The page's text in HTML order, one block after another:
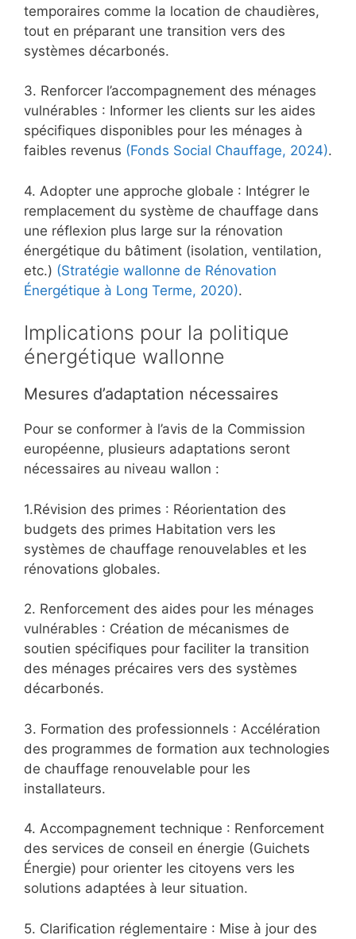
temporaires comme la location de chaudières,
tout en préparant une transition vers des
systèmes décarbonés.
3. Renforcer l’accompagnement des ménages
vulnérables : Informer les clients sur les aides
spécifiques disponibles pour les ménages à
faibles revenus (Fonds Social Chauffage, 2024).
4. Adopter une approche globale : Intégrer le
remplacement du système de chauffage dans
une réflexion plus large sur la rénovation
énergétique du bâtiment (isolation, ventilation,
etc.) (Stratégie wallonne de Rénovation
Énergétique à Long Terme, 2020).
Implications pour la politique
énergétique wallonne
Mesures d’adaptation nécessaires
Pour se conformer à l’avis de la Commission
européenne, plusieurs adaptations seront
nécessaires au niveau wallon :
1.Révision des primes : Réorientation des
budgets des primes Habitation vers les
systèmes de chauffage renouvelables et les
rénovations globales.
2. Renforcement des aides pour les ménages
vulnérables : Création de mécanismes de
soutien spécifiques pour faciliter la transition
des ménages précaires vers des systèmes
décarbonés.
3. Formation des professionnels : Accélération
des programmes de formation aux technologies
de chauffage renouvelable pour les
installateurs.
4. Accompagnement technique : Renforcement
des services de conseil en énergie (Guichets
Énergie) pour orienter les citoyens vers les
solutions adaptées à leur situation.
5. Clarification réglementaire : Mise à jour des